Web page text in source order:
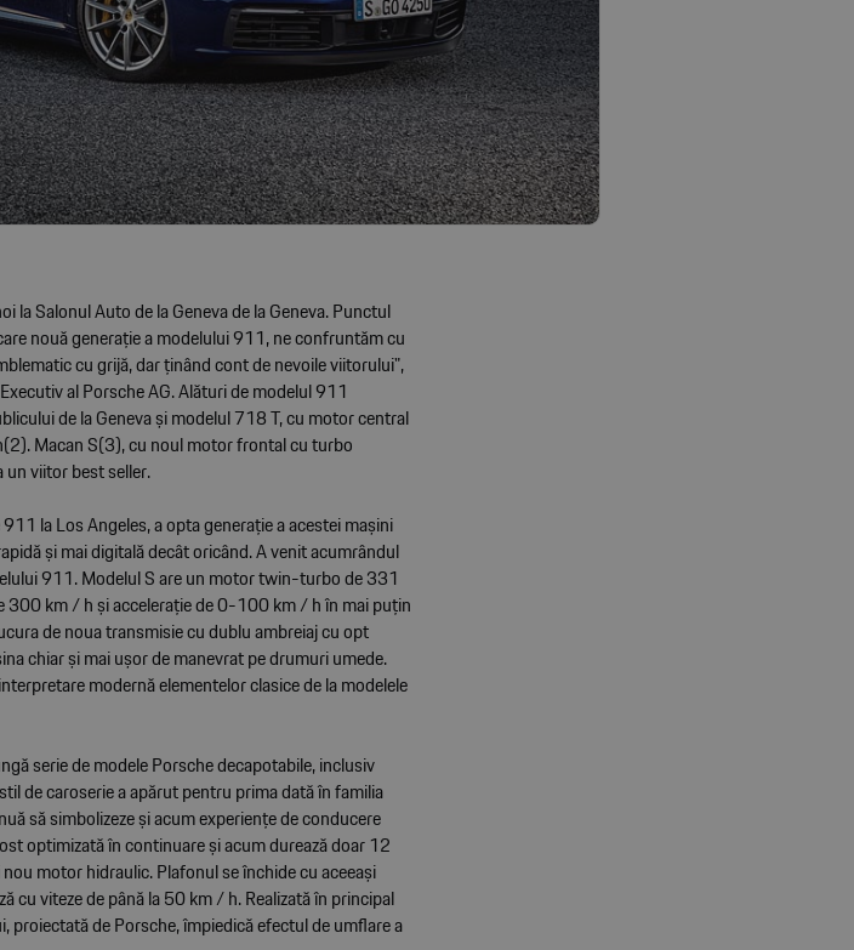
la Salonul Auto de la Geneva de la Geneva. Punctul
nouă generație a modelului 911, ne confruntăm cu
cu grijă, dar ținând cont de nevoile viitorului",
al Porsche AG. Alături de modelul 911
de la Geneva și modelul 718 T, cu motor central
Macan S(3), cu noul motor frontal cu turbo
viitor best seller.
la Los Angeles, a opta generație a acestei mașini
și mai digitală decât oricând. A venit acumrândul
911. Modelul S are un motor twin-turbo de 331
300 km / h și accelerație de 0-100 km / h în mai puțin
de noua transmisie cu dublu ambreiaj cu opt
chiar și mai ușor de manevrat pe drumuri umede.
modernă elementelor clasice de la modelele
serie de modele Porsche decapotabile, inclusiv
de caroserie a apărut pentru prima dată în familia
să simbolizeze și acum experiențe de conducere
optimizată în continuare și acum durează doar 12
motor hidraulic. Plafonul se închide cu aceeași
cu viteze de până la 50 km / h. Realizată în principal
de Porsche, împiedică efectul de umflare a